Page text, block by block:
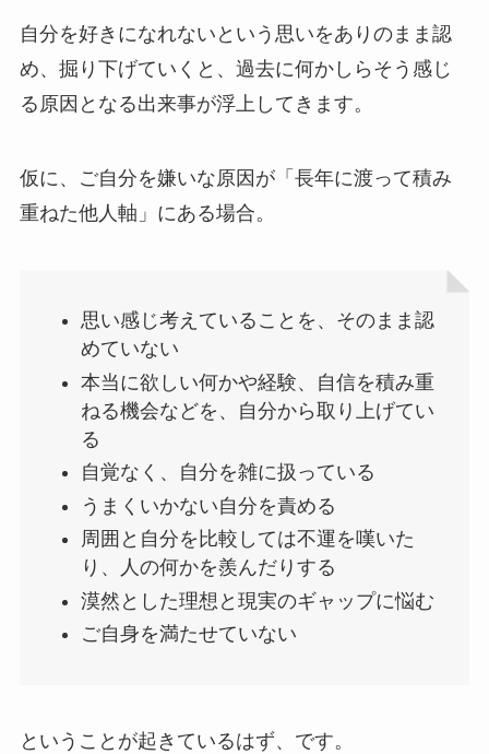
自分を好きになれないという思いをありのまま認
め、掘り下げていくと、過去に何かしらそう感じ
る原因となる出来事が浮上してきます。
仮に、ご自分を嫌いな原因が「長年に渡って積み
重ねた他人軸」にある場合。
思い感じ考えていることを、そのまま認
めていない
本当に欲しい何かや経験、自信を積み重
ねる機会などを、自分から取り上げてい
る
自覚なく、自分を雑に扱っている
うまくいかない自分を責める
周囲と自分を比較しては不運を嘆いた
り、人の何かを羨んだりする
漠然とした理想と現実のギャップに悩む
ご自身を満たせていない
ということが起きているはず、です。